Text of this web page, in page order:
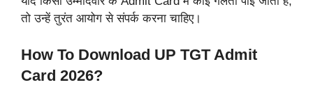
तो उन्हें तुरंत आयोग से संपर्क करना चाहिए।
How To Download UP TGT Admit
Card 2026?